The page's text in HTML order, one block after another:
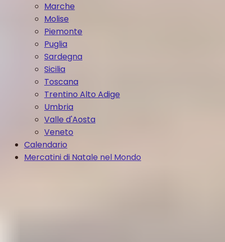
Marche
Molise
Piemonte
Puglia
Sardegna
Sicilia
Toscana
Trentino Alto Adige
Umbria
Valle d'Aosta
Veneto
Calendario
Mercatini di Natale nel Mondo